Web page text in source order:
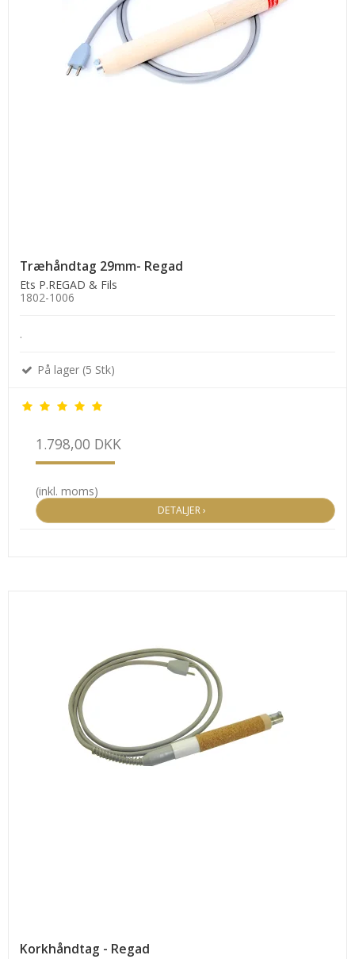
Træhåndtag 29mm- Regad
Ets P.REGAD & Fils
1802-1006
.
På lager (5 Stk)
1.798,00 DKK
(inkl. moms)
DETALJER ›
Korkhåndtag - Regad